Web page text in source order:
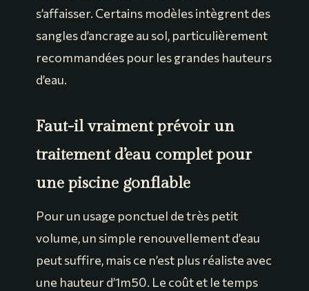
s’affaisser. Certains modèles intègrent des
sangles d’ancrage au sol, particulièrement
recommandées pour les grandes hauteurs
d’eau.
Faut-il vraiment prévoir un
traitement d’eau complet pour
une piscine gonflable
Pour un usage ponctuel de très petit
volume, un simple renouvellement d’eau
peut suffire, mais ce n’est plus réaliste avec
une hauteur d’1m50. Le coût et le temps